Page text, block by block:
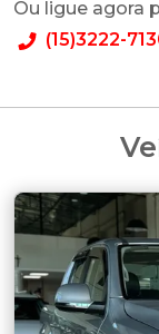
Ou ligue agora
(15)3222-